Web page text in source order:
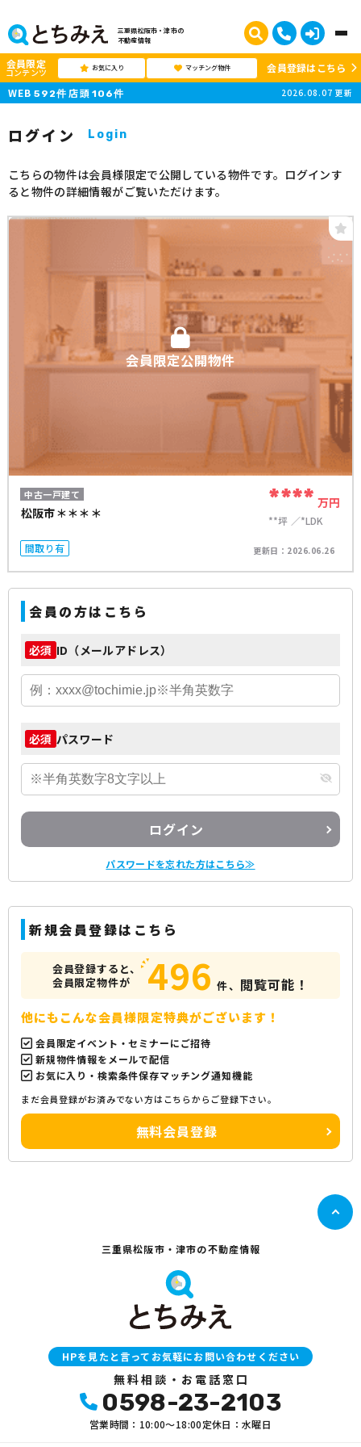
三重県松阪市・津市の
不動産情報
会員限定
コンテンツ お気に入り マッチング物件
会員登録はこちら
WEB 592件 店頭 106件 2026.08.07 更新
ログイン Login
こちらの物件は会員様限定で公開している物件です。ログインす
ると物件の詳細情報がご覧いただけます。
会員限定公開物件
中古一戸建て
松阪市＊＊＊＊ **** 万円
**坪
*LDK
間取り有
更新日： 2026.06.26
会員の方はこちら
必須 ID（メールアドレス）
必須 パスワード
ログイン
パスワードを忘れた方はこちら≫
新規会員登録はこちら
会員登録すると、
会員限定物件が
496 件、 閲覧可能！
他にもこんな会員様限定特典がございます！
会員限定イベント・セミナーにご招待
新規物件情報をメールで配信
お気に入り・検索条件保存マッチング通知機能
まだ会員登録がお済みでない方はこちらからご登録下さい。
無料会員登録
三重県松阪市・津市の不動産情報
HPを見たと言ってお気軽にお問い合わせください
無料相談・お電話窓口
0598-23-2103
営業時間：10:00〜18:00定休日：水曜日